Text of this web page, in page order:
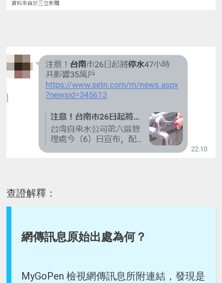
查證解釋：
網傳訊息原始出處為何？
MyGoPen 檢視網傳訊息所附連結，發現是